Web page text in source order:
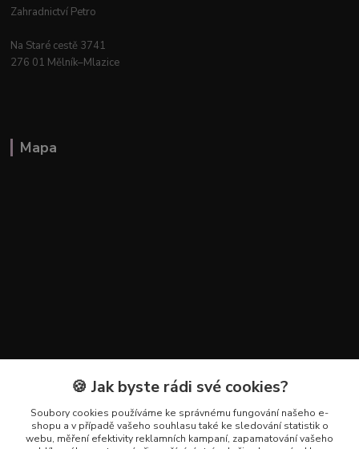
Zahradnictví Petro
Na Staré cestě 3741
276 01 Mělník–Mlazice
Mapa
Kontakty
+420 602 223 614
🍪 Jak byste rádi své cookies?
Soubory cookies používáme ke správnému fungování našeho e-
shopu a v případě vašeho souhlasu také ke sledování statistik o
webu, měření efektivity reklamních kampaní, zapamatování vašeho